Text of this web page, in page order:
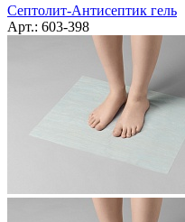
Септолит-Антисептик гель
Арт.: 603-398